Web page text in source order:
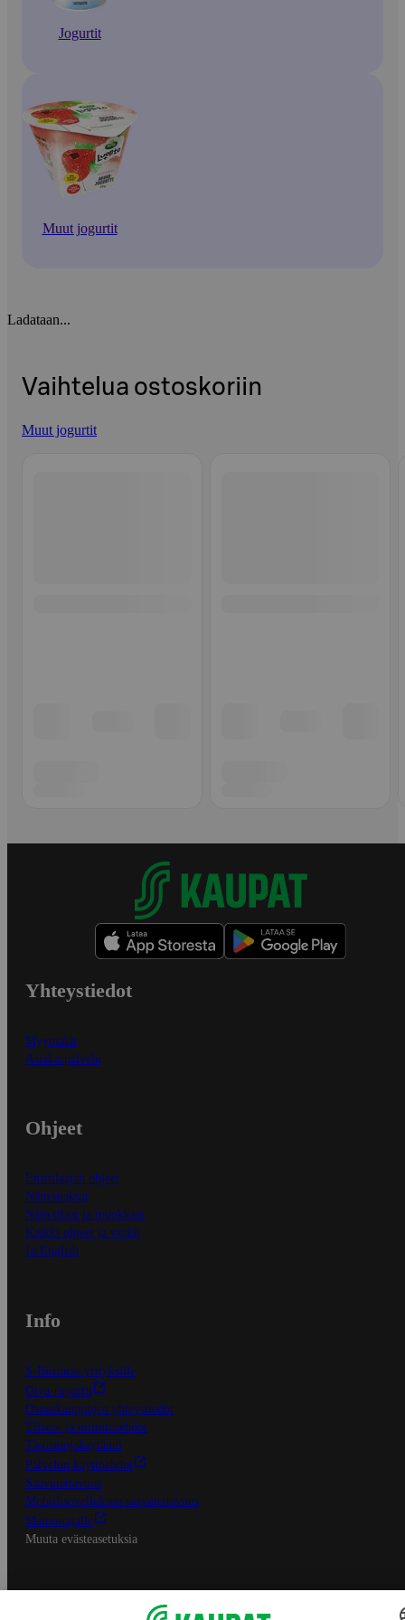
Jogurtit
Muut jogurtit
Ladataan...
Vaihtelua ostoskoriin
Muut jogurtit
Yhteystiedot
Myymälät
Asiakaspalvelu
Ohjeet
Ensitilaajan ohjeet
Näin maksat
Näin tilaat ja muokkaat
Kaikki ohjeet ja vinkit
In English
Info
S-Business yrityksille
Oiva-raportit
Osuuskauppojen yhteystiedot
Tilaus- ja toimitusehdot
Tietosuojakäytäntö
Palvelun käyttöehdot
Saavutettavuus
Mobiilisovelluksen saavutettavuus
Mainostajalle
Muuta evästeasetuksia
S-ryhmän palvelut